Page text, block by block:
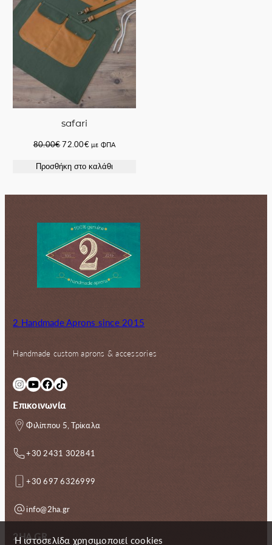
safari
80.00€Original
was:
72.00€Η
τιμή
με ΦΠΑ
Προσθήκη στο καλάθι
2 Handmade Aprons since 2015
Handmade custom aprons & accessories
InstagramYouTube Facebook TikTok
Επικοινωνία
Φιλίππου 5, Τρίκαλα
+30 2431 302841
+30 697 6326999
info@2ha.gr
2HA.GR
Η ιστοσελίδα χρησιμοποιεί cookies